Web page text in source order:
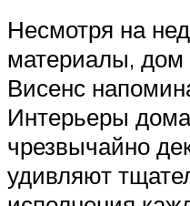
Несмотря на
материалы, дом
Висенс
Интерьеры
чрезвычайно
удивляют